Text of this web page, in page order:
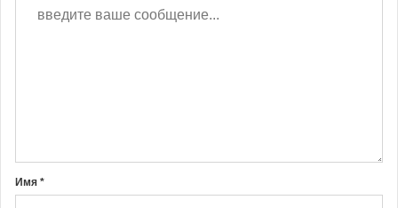
Имя *